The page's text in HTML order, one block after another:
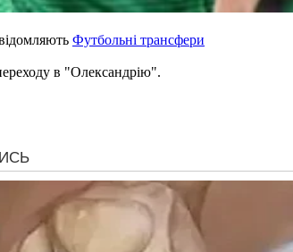
Футбольні трансфери
в "Олександрію".